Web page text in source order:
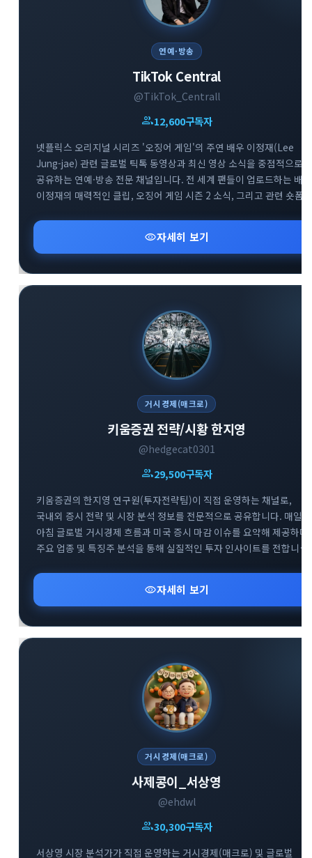
연예·방송
TikTok Central
@TikTok_Centrall
group12,600구독자
넷플릭스 오리지널 시리즈 '오징어 게임'의 주연 배우 이정재(Lee
Jung-jae) 관련 글로벌 틱톡 동영상과 최신 영상 소식을 중점적으로
공유하는 연예·방송 전문 채널입니다. 전 세계 팬들이 업로드하는 배우
이정재의 매력적인 클립, 오징어 게임 시즌 2 소식, 그리고 관련 숏폼
이정재와 오징어 게임의 다양한 글로벌 틱톡 트렌드를 감상하고 소통
수 있는 매력적인 엔터테인먼트 공간입니다.
visibility자세히 보기
거시경제(매크로)
키움증권 전략/시황 한지영
@hedgecat0301
group29,500구독자
키움증권의 한지영 연구원(투자전략팀)이 직접 운영하는 채널로,
국내외 증시 전략 및 시장 분석 정보를 전문적으로 공유합니다. 매일
아침 글로벌 거시경제 흐름과 미국 증시 마감 이슈를 요약해 제공하며,
주요 업종 및 특징주 분석을 통해 실질적인 투자 인사이트를 전합니다.
신속한 분석을 만나볼 수 있는 경제·금융 브리핑 채널입니다.
visibility자세히 보기
거시경제(매크로)
사제콩이_서상영
@ehdwl
group30,300구독자
서상영 시장 분석가가 직접 운영하는 거시경제(매크로) 및 글로벌